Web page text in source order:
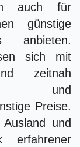
auch für
günstige
anbieten.
sich mit
zeitnah
und
Preise.
und
erfahrener